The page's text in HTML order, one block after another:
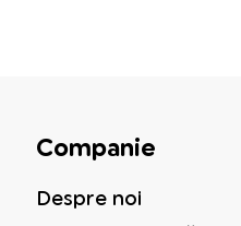
Companie
Despre noi